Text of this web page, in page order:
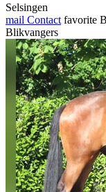
Selsingen
mail Contact favorite
Blikvangers